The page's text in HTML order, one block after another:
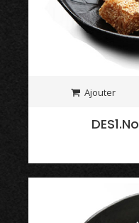
Ajouter